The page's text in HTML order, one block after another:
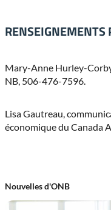
RENSEIGNEMENTS
Mary-Anne Hurley-
NB, 506-476-7596.
Lisa Gautreau,
économique du Canada
Nouvelles d'ONB